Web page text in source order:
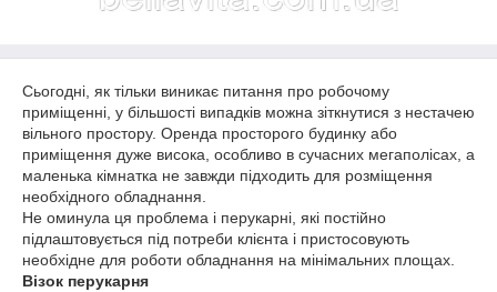
Сьогодні, як тільки виникає питання про робочому
приміщенні, у більшості випадків можна зіткнутися з нестачею
вільного простору. Оренда просторого будинку або
приміщення дуже висока, особливо в сучасних мегаполісах, а
маленька кімнатка не завжди підходить для розміщення
необхідного обладнання.
Не оминула ця проблема і перукарні, які постійно
підлаштовується під потреби клієнта і пристосовують
необхідне для роботи обладнання на мінімальних площах.
Візок перукарня